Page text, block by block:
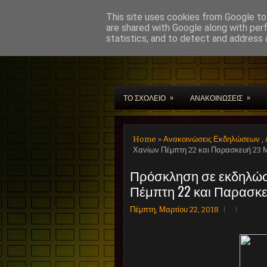
Μουσικό Σχολείο
ΤΟ ΣΧΟΛΕΙΟ » ΑΝΑΚΟΙΝΩΣΕΙΣ »
Home » Ανακοινώσεις Εκδηλώσεων ,
Χανίων Πέμπτη 22 και Παρασκευή 23
Πρόσκληση σε
Πέμπτη 22 και
Πέμπτη, Μαρτίου 22, 2018
This site uses cookies from Google
are shared with Google along with
statistics, and to detect and address